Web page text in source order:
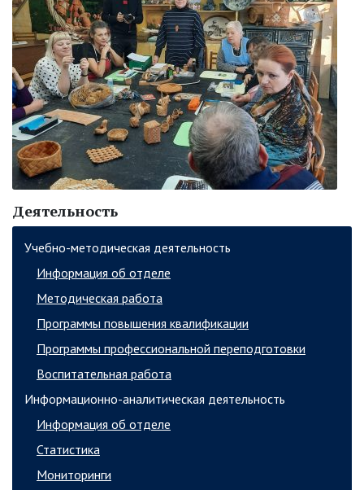
Деятельность
Учебно-методическая деятельность
Информация об отделе
Методическая работа
Программы повышения квалификации
Программы профессиональной переподготовки
Воспитательная работа
Информационно-аналитическая деятельность
Информация об отделе
Статистика
Мониторинги